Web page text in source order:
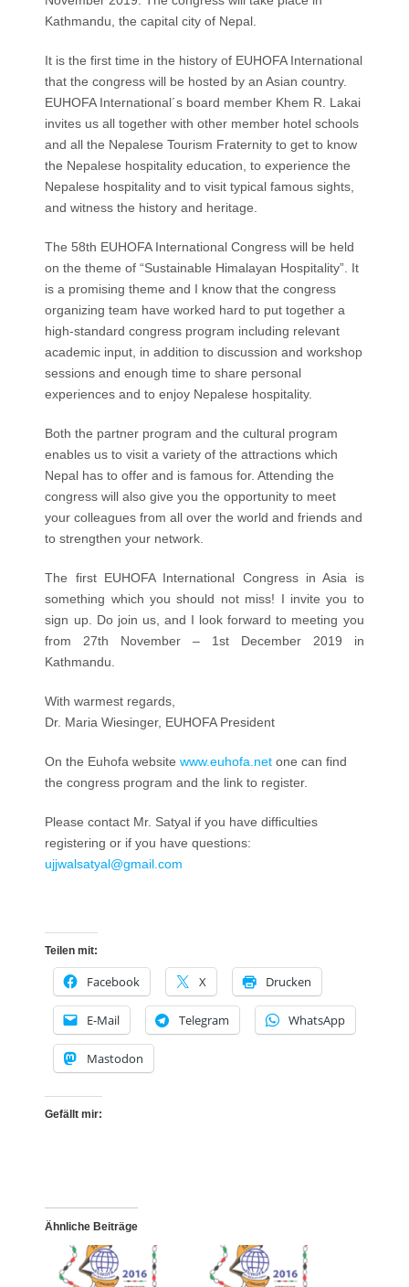
Kathmandu, the capital city of Nepal.
It is the first time in the history of EUHOFA International
that the congress will be hosted by an Asian country.
EUHOFA International´s board member Khem R. Lakai
invites us all together with other member hotel schools
and all the Nepalese Tourism Fraternity to get to know
the Nepalese hospitality education, to experience the
Nepalese hospitality and to visit typical famous sights,
and witness the history and heritage.
The 58th EUHOFA International Congress will be held
on the theme of “Sustainable Himalayan Hospitality”. It
is a promising theme and I know that the congress
organizing team have worked hard to put together a
high-standard congress program including relevant
academic input, in addition to discussion and workshop
sessions and enough time to share personal
experiences and to enjoy Nepalese hospitality.
Both the partner program and the cultural program
enables us to visit a variety of the attractions which
Nepal has to offer and is famous for. Attending the
congress will also give you the opportunity to meet
your colleagues from all over the world and friends and
to strengthen your network.
The first EUHOFA International Congress in Asia is
something which you should not miss! I invite you to
sign up. Do join us, and I look forward to meeting you
from 27th November – 1st December 2019 in
Kathmandu.
With warmest regards,
Dr. Maria Wiesinger, EUHOFA President
On the Euhofa websitewww.euhofa.net one can find
the congress program and the link to register.
Please contact Mr. Satyal if you have difficulties
registering or if you have questions:
ujjwalsatyal@gmail.com
Teilen mit:
Facebook X Drucken
E-Mail Telegram WhatsApp
Mastodon
Gefällt mir:
Ähnliche Beiträge